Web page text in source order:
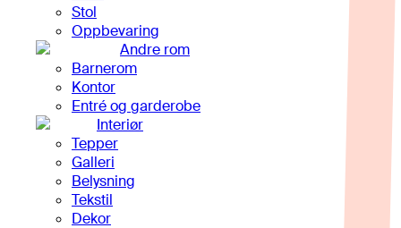
Stol
Oppbevaring
Andre rom
Barnerom
Kontor
Entré og garderobe
Interiør
Tepper
Galleri
Belysning
Tekstil
Dekor